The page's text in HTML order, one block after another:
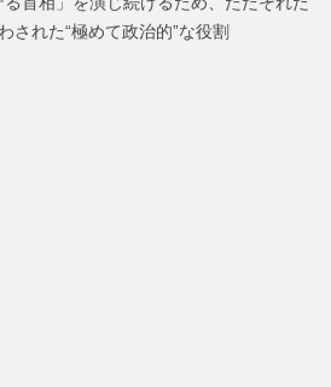
された“極めて政治的”な役割